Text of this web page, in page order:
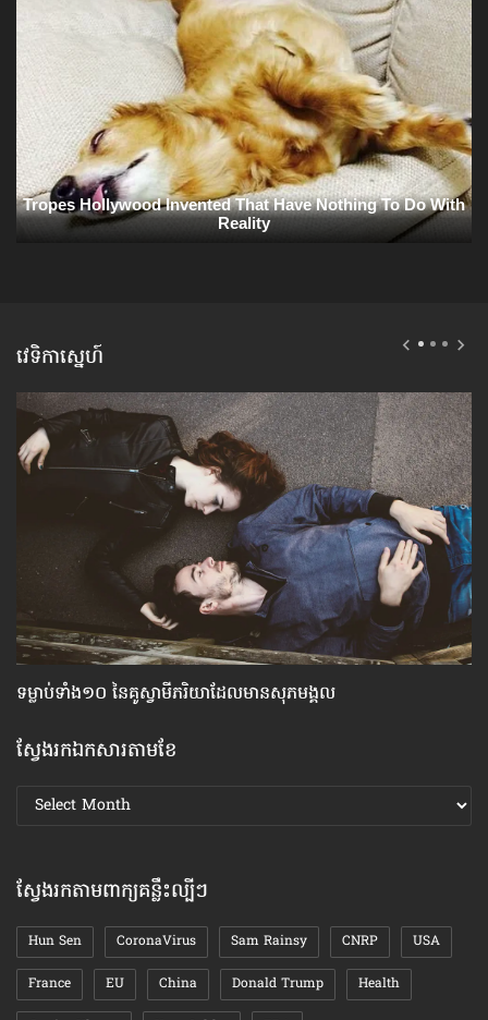
វេទិកាស្នេហ៍
ទម្លាប់​ទាំង១០ នៃ​គូ​ស្វាមី​ភរិយា​ដែល​មាន​សុភមង្គល
ស្វែងរកឯកសារតាមខែ
ស្វែងរក
ឯកសារ
ស្វែងរកតាមពាក្យគន្លឹះល្បីៗ
Hun Sen CoronaVirus Sam Rainsy CNRP USA
France EU China Donald Trump Health